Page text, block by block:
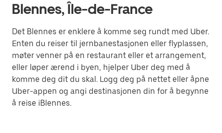
Blennes, Île-de-France
Det Blennes er enklere å komme seg rundt med Uber.
Enten du reiser til jernbanestasjonen eller flyplassen,
møter venner på en restaurant eller et arrangement,
eller løper ærend i byen, hjelper Uber deg med å
komme deg dit du skal. Logg deg på nettet eller åpne
Uber-appen og angi destinasjonen din for å begynne
å reise iBlennes.